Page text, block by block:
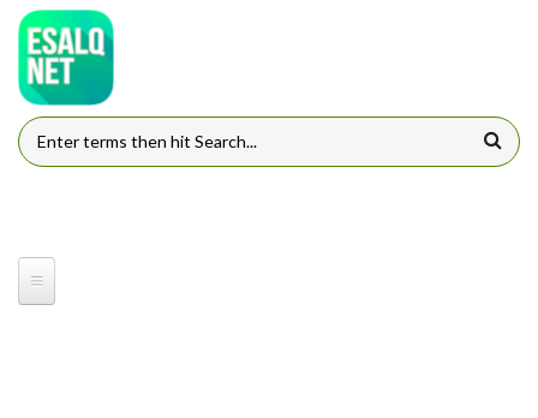
Pular para o conteúdo principal
FORMULÁRIO DE BUSCA